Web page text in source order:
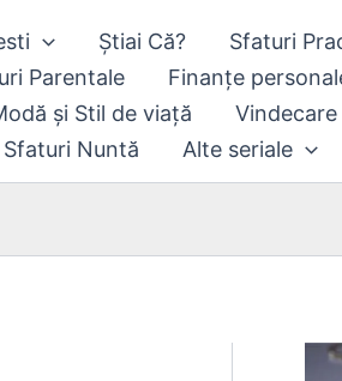
Știai Că? Sfaturi
Parentale Finanțe
și Stil de viață Vindecare
Sfaturi Nuntă Alte seriale